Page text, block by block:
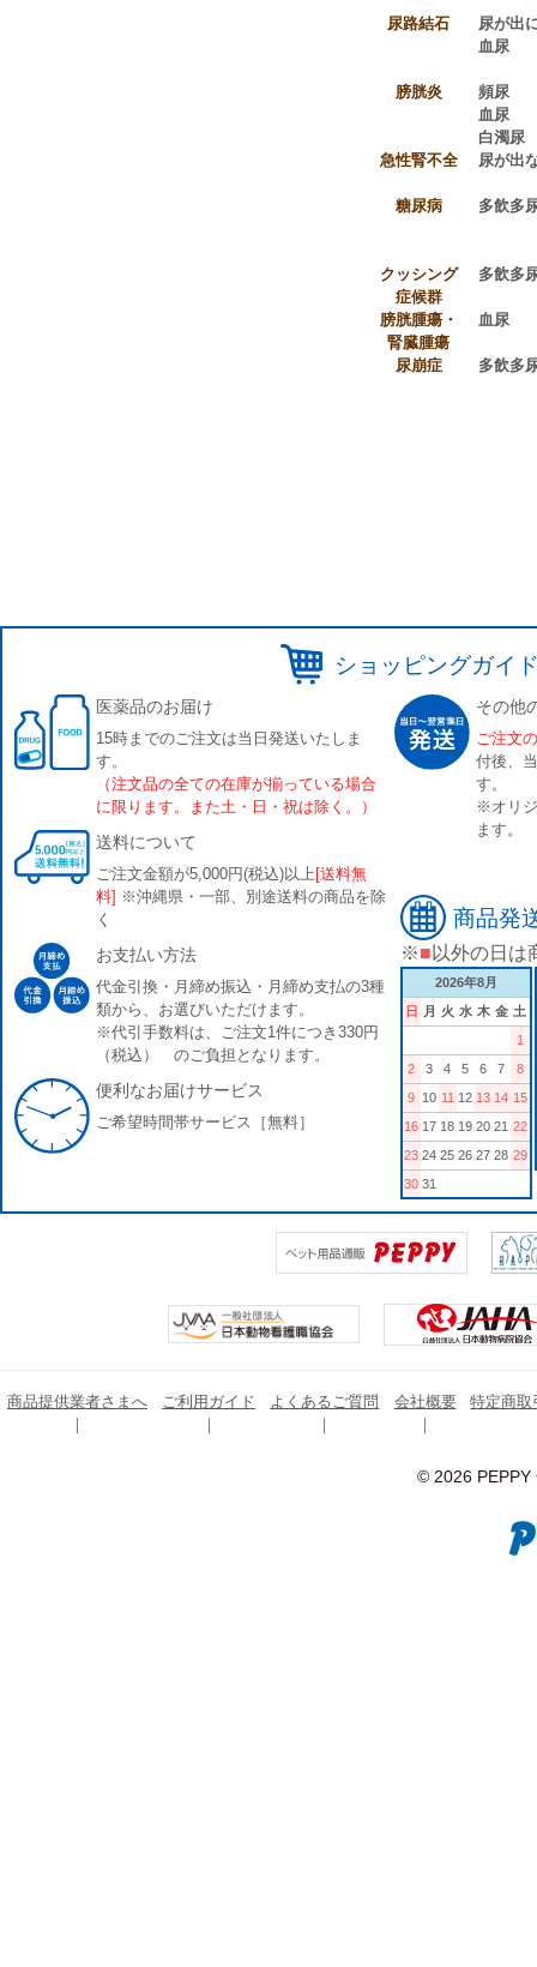
尿路結石
尿が出
血尿
膀胱炎
頻尿
血尿
白濁尿
急性腎不全
尿が出
糖尿病 多飲多
クッシング
症候群
多飲多
膀胱腫瘍・
腎臓腫瘍
血尿
尿崩症 多飲多
ショッピングガイ
医薬品のお届け
15時までのご注文は当日発送いたしま
す。
（注文品の全ての在庫が揃っている場合
に限ります。また土・日・祝は除く。）
送料について
ご注文金額が5,000円(税込)以上 [送料無
料] ※沖縄県・一部、別途送料の商品を除
く
お支払い方法
代金引換・月締め振込・月締め支払の3種
類から、お選びいただけます。
※代引手数料は、ご注文1件につき330円
（税込） のご負担となります。
便利なお届けサービス
ご希望時間帯サービス［無料］
その他
ご注文
付後、
す。
※オリ
ます。
商品発
※■ 以外の日は
2026年8月
日
月 火 水 木 金 土
1
2
3 4 5 6 7
8
9 10 11 12 13 14 15
16 17 18 19 20 21 22
23 24 25 26 27 28 29
30 31
商品提供業者さまへ ご利用ガイド よくあるご質問 会社概要 特定商取
© 2026 PEPPY